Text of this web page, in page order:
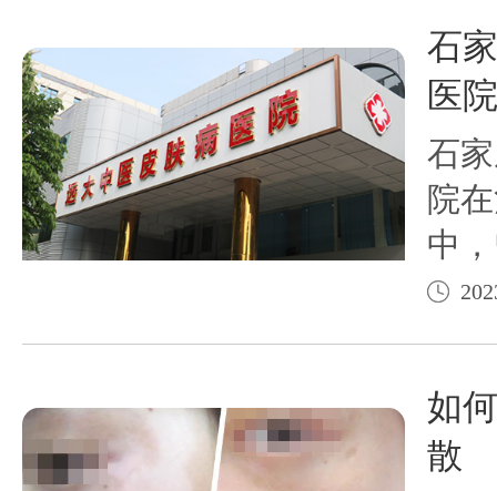
期
口
剂
石
医
石
院
中
展
的
续
的"
绕“
如
散